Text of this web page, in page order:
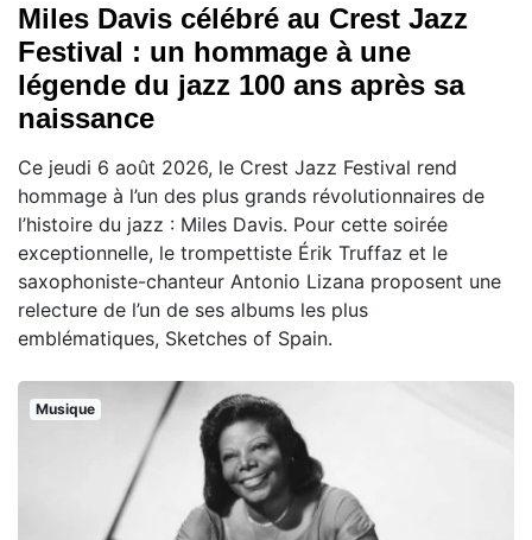
Miles Davis célébré au Crest Jazz
Festival : un hommage à une
légende du jazz 100 ans après sa
naissance
Ce jeudi 6 août 2026, le Crest Jazz Festival rend
hommage à l’un des plus grands révolutionnaires de
l’histoire du jazz : Miles Davis. Pour cette soirée
exceptionnelle, le trompettiste Érik Truffaz et le
saxophoniste-chanteur Antonio Lizana proposent une
relecture de l’un de ses albums les plus
emblématiques, Sketches of Spain.
Musique